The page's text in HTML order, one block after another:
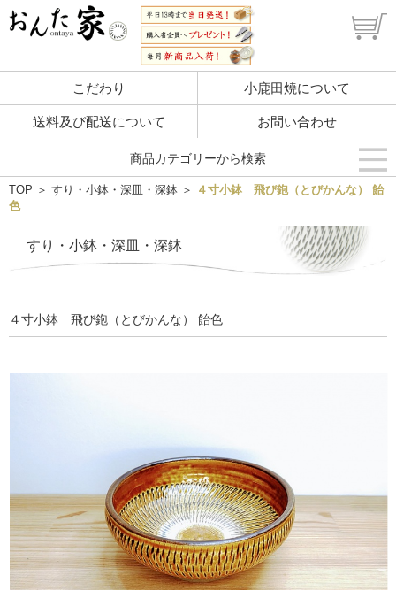
こだわり 小鹿田焼について
送料及び配送について お問い合わせ
TOP ＞ すり・小鉢・深皿・深鉢 ＞
４寸小鉢 飛び鉋（とびかんな） 飴
色
すり・小鉢・深皿・深鉢
４寸小鉢 飛び鉋（とびかんな） 飴色
商品カテゴリーから検索